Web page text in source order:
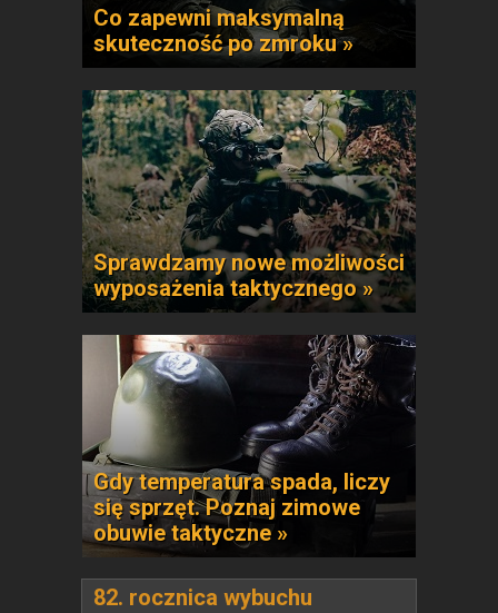
Co zapewni maksymalną
skuteczność po zmroku »
Sprawdzamy nowe możliwości
wyposażenia taktycznego »
Gdy temperatura spada, liczy
się sprzęt. Poznaj zimowe
obuwie taktyczne »
82. rocznica wybuchu